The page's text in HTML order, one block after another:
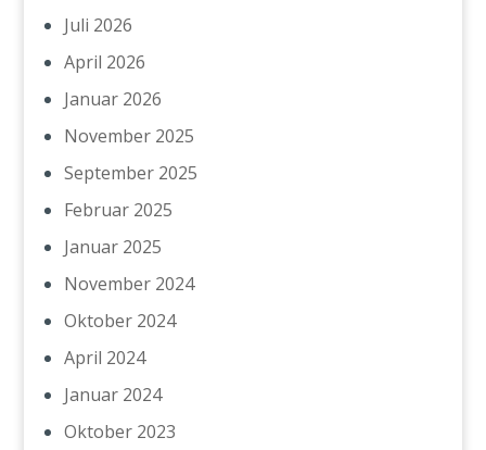
Juli 2026
April 2026
Januar 2026
November 2025
September 2025
Februar 2025
Januar 2025
November 2024
Oktober 2024
April 2024
Januar 2024
Oktober 2023